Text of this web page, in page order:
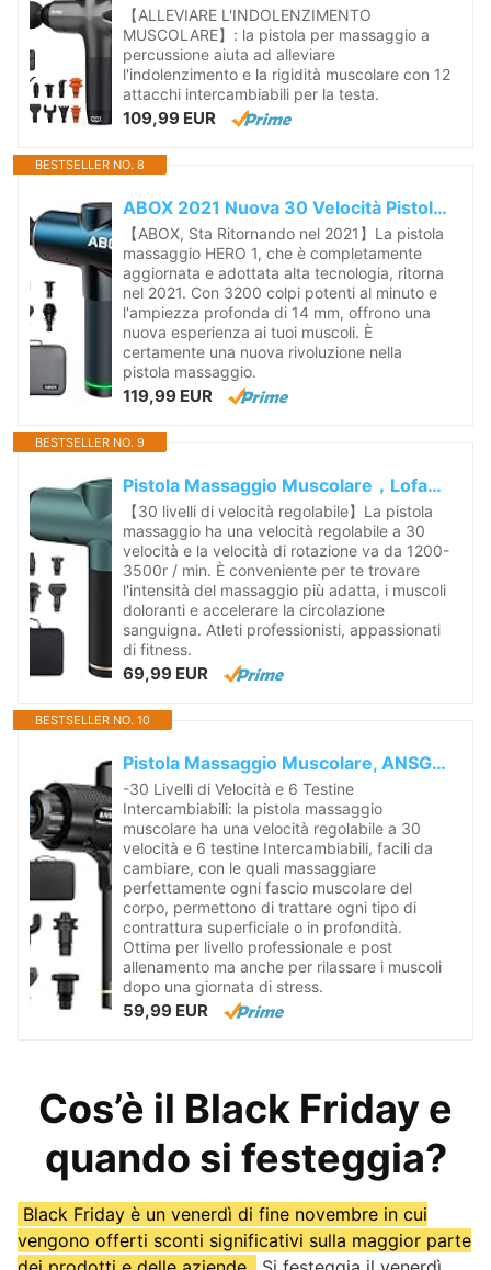
【ALLEVIARE L'INDOLENZIMENTO
MUSCOLARE】: la pistola per massaggio a
percussione aiuta ad alleviare
l'indolenzimento e la rigidità muscolare con 12
attacchi intercambiabili per la testa.
109,99 EUR
BESTSELLER NO. 8
ABOX 2021 Nuova 30 Velocità Pistola Massaggio Muscolare con Funzione di Temporizzazione, 3200 RPM Massaggiatore a Percussione Dei Tessuti Profondi/6...
【ABOX, Sta Ritornando nel 2021】La pistola
massaggio HERO 1, che è completamente
aggiornata e adottata alta tecnologia, ritorna
nel 2021. Con 3200 colpi potenti al minuto e
l'ampiezza profonda di 14 mm, offrono una
nuova esperienza ai tuoi muscoli. È
certamente una nuova rivoluzione nella
pistola massaggio.
119,99 EUR
BESTSELLER NO. 9
Pistola Massaggio Muscolare，Lofamy Massaggiatore Elettrico con 30 Velocità Regolabili e 6 Testine Massaggianti, Massage Gun con Touch Screen LCD e...
【30 livelli di velocità regolabile】La pistola
massaggio ha una velocità regolabile a 30
velocità e la velocità di rotazione va da 1200-
3500r / min. È conveniente per te trovare
l'intensità del massaggio più adatta, i muscoli
doloranti e accelerare la circolazione
sanguigna. Atleti professionisti, appassionati
di fitness.
69,99 EUR
BESTSELLER NO. 10
Pistola Massaggio Muscolare, ANSGEC 30 Velocità Pistola Massaggiante Professionale, Potente e Ergonomica, Massaggio Muscolare Profondo,3500RPM...
-30 Livelli di Velocità e 6 Testine
Intercambiabili: la pistola massaggio
muscolare ha una velocità regolabile a 30
velocità e 6 testine Intercambiabili, facili da
cambiare, con le quali massaggiare
perfettamente ogni fascio muscolare del
corpo, permettono di trattare ogni tipo di
contrattura superficiale o in profondità.
Ottima per livello professionale e post
allenamento ma anche per rilassare i muscoli
dopo una giornata di stress.
59,99 EUR
Cos’è il Black Friday e
quando si festeggia?
Black Friday è un venerdì di fine novembre in cui
vengono offerti sconti significativi sulla maggior parte